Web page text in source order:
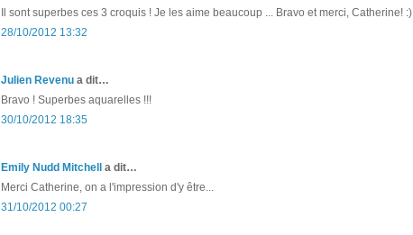
Il sont superbes ces 3 croquis ! Je les aime beaucoup ... Bravo et merci, Catherine! :)
28/10/2012 13:32
Julien Revenu a dit…
Bravo ! Superbes aquarelles !!!
30/10/2012 18:35
Emily Nudd Mitchell a dit…
Merci Catherine, on a l'impression d'y être...
31/10/2012 00:27